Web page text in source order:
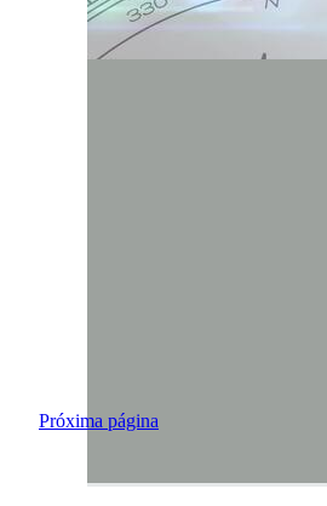
Próxima página